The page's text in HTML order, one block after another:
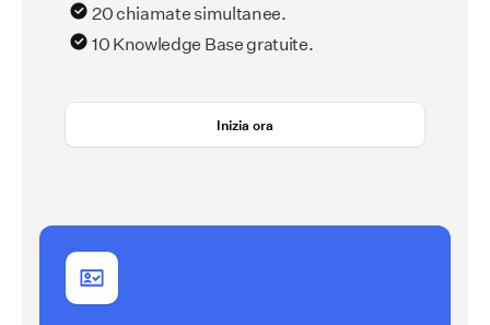
20 chiamate simultanee.
10 Knowledge Base gratuite.
Inizia ora